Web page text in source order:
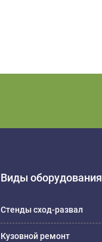
Виды оборудования
Стенды сход-развал
Кузовной ремонт